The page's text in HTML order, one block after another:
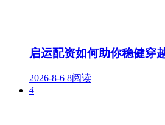
启运配资如何助你稳健穿
2026-8-6 8阅读
4